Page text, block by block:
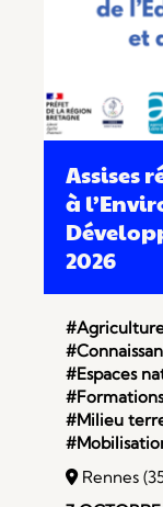
Assises
à
2026
#Espaces
#Milieu
Rennes